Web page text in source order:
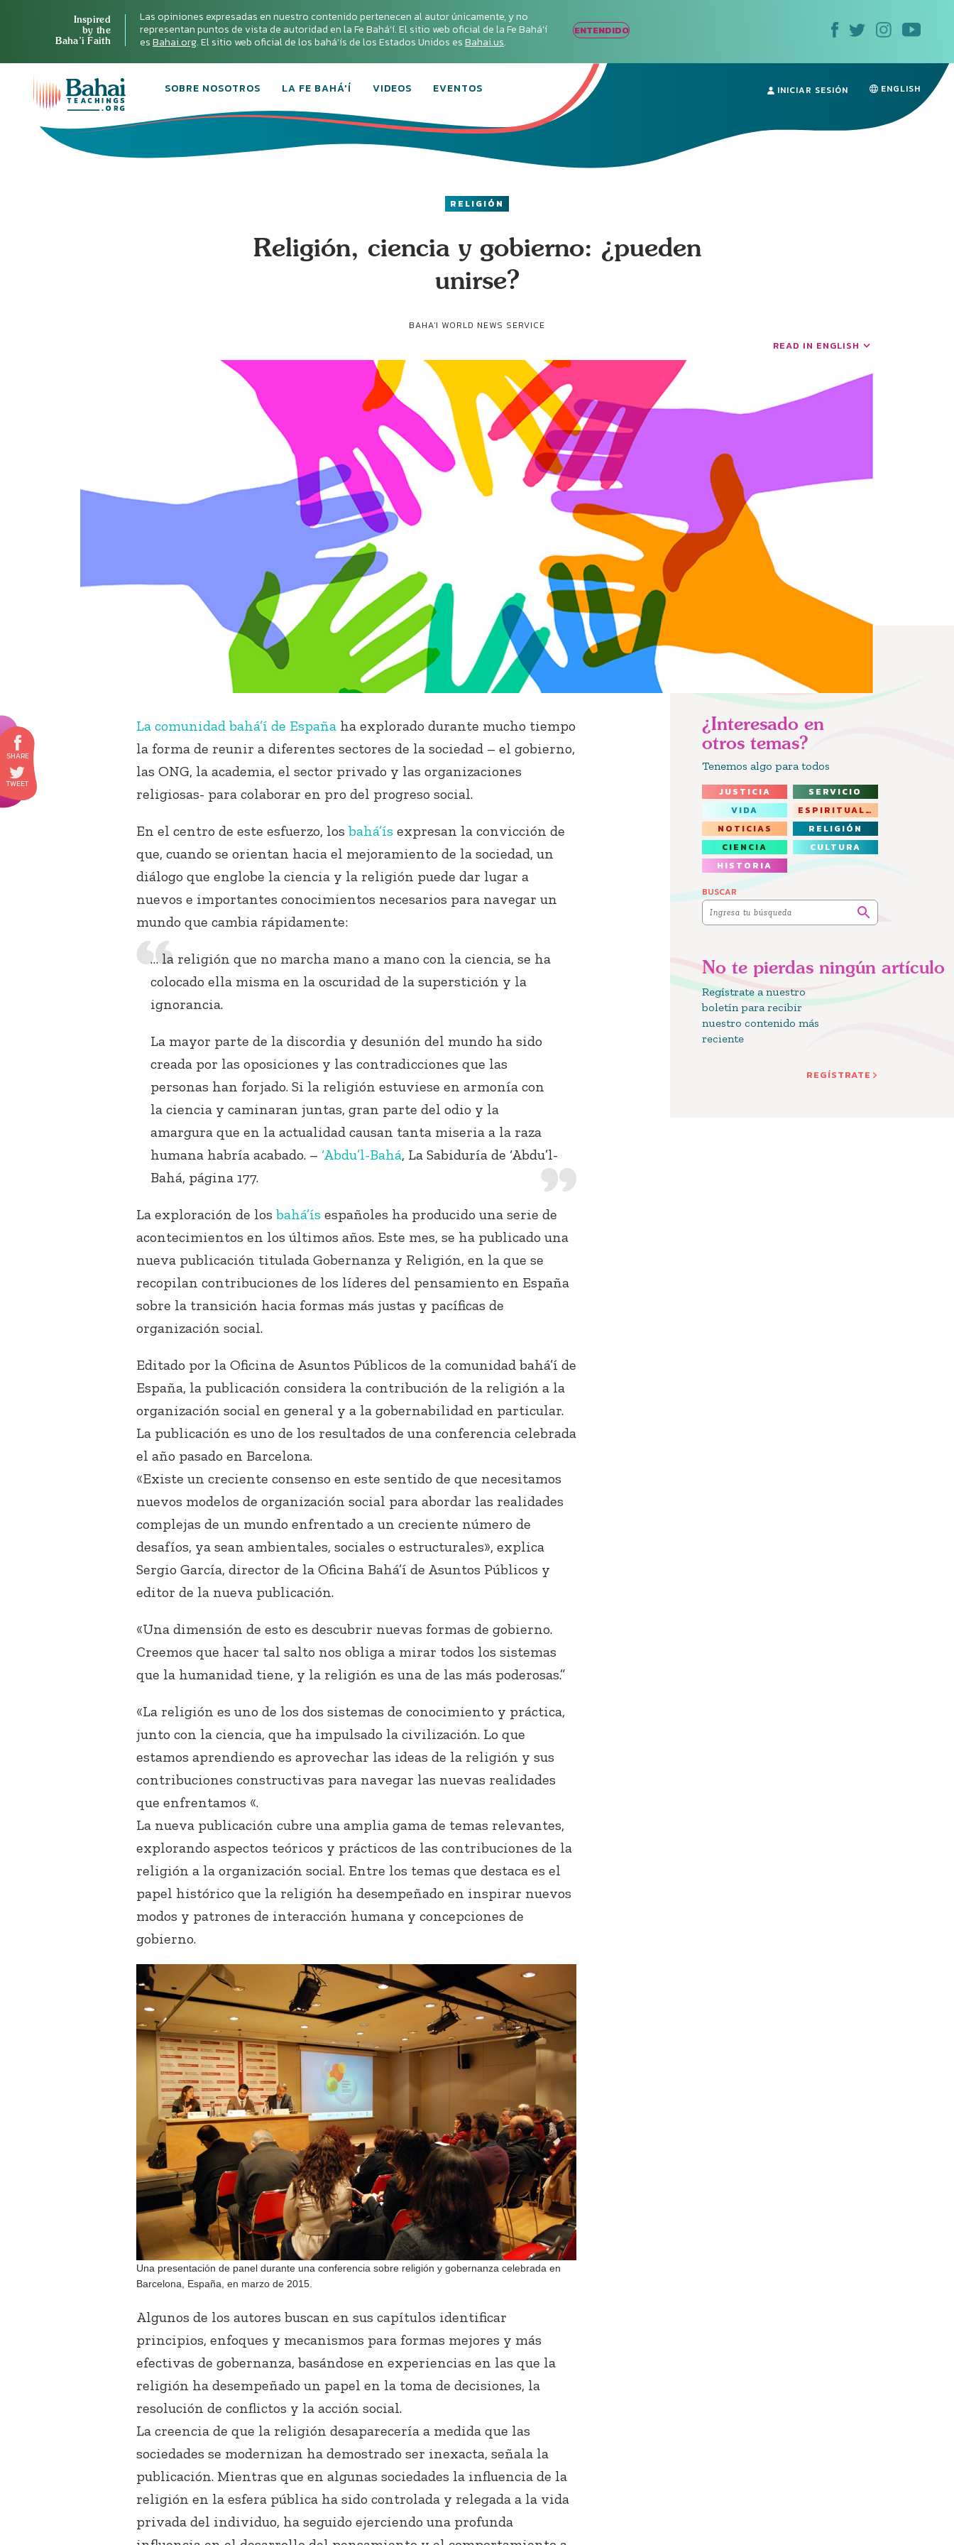
Inspired
by the
Baha’i Faith
Las opiniones expresadas en nuestro contenido pertenecen al autor únicamente, y no
representan puntos de vista de autoridad en la Fe Bahá‘í. El sitio web oficial de la Fe Bahá‘í
esBahai.org. El sitio web oficial de los bahá’ís de los Estados Unidos esBahai.us.
ENTENDIDO
SOBRE NOSOTROS LA FE BAHÁ'Í VIDEOS EVENTOS INICIAR SESIÓN ENGLISH
RELIGIÓN
Religión, ciencia y gobierno: ¿pueden
unirse?
BAHA'I WORLD NEWS SERVICE
READ IN ENGLISH
¿Interesado en
otros temas?
Tenemos algo para todos
JUSTICIA
SERVICIO
VIDA
ESPIRITUALIDAD
NOTICIAS
RELIGIÓN
CIENCIA
CULTURA
HISTORIA
BUSCAR
No te pierdas ningún artículo
Regístrate a nuestro
boletín para recibir
nuestro contenido más
reciente
REGÍSTRATE
La comunidad bahá’í de España ha explorado durante mucho tiempo
la forma de reunir a diferentes sectores de la sociedad – el gobierno,
las ONG, la academia, el sector privado y las organizaciones
religiosas- para colaborar en pro del progreso social.
En el centro de este esfuerzo, los bahá’ís expresan la convicción de
que, cuando se orientan hacia el mejoramiento de la sociedad, un
diálogo que englobe la ciencia y la religión puede dar lugar a
nuevos e importantes conocimientos necesarios para navegar un
mundo que cambia rápidamente:
… la religión que no marcha mano a mano con la ciencia, se ha
colocado ella misma en la oscuridad de la superstición y la
ignorancia.
La mayor parte de la discordia y desunión del mundo ha sido
creada por las oposiciones y las contradicciones que las
personas han forjado. Si la religión estuviese en armonía con
la ciencia y caminaran juntas, gran parte del odio y la
amargura que en la actualidad causan tanta miseria a la raza
humana habría acabado. – ‘Abdu’l-Bahá, La Sabiduría de ‘Abdu’l-
Bahá, página 177.
La exploración de los bahá’ís españoles ha producido una serie de
acontecimientos en los últimos años. Este mes, se ha publicado una
nueva publicación titulada Gobernanza y Religión, en la que se
recopilan contribuciones de los líderes del pensamiento en España
sobre la transición hacia formas más justas y pacíficas de
organización social.
Editado por la Oficina de Asuntos Públicos de la comunidad bahá’í de
España, la publicación considera la contribución de la religión a la
organización social en general y a la gobernabilidad en particular.
La publicación es uno de los resultados de una conferencia celebrada
el año pasado en Barcelona.
«Existe un creciente consenso en este sentido de que necesitamos
nuevos modelos de organización social para abordar las realidades
complejas de un mundo enfrentado a un creciente número de
desafíos, ya sean ambientales, sociales o estructurales», explica
Sergio García, director de la Oficina Bahá’í de Asuntos Públicos y
editor de la nueva publicación.
«Una dimensión de esto es descubrir nuevas formas de gobierno.
Creemos que hacer tal salto nos obliga a mirar todos los sistemas
que la humanidad tiene, y la religión es una de las más poderosas.”
«La religión es uno de los dos sistemas de conocimiento y práctica,
junto con la ciencia, que ha impulsado la civilización. Lo que
estamos aprendiendo es aprovechar las ideas de la religión y sus
contribuciones constructivas para navegar las nuevas realidades
que enfrentamos «.
La nueva publicación cubre una amplia gama de temas relevantes,
explorando aspectos teóricos y prácticos de las contribuciones de la
religión a la organización social. Entre los temas que destaca es el
papel histórico que la religión ha desempeñado en inspirar nuevos
modos y patrones de interacción humana y concepciones de
gobierno.
Una presentación de panel durante una conferencia sobre religión y gobernanza celebrada en
Barcelona, España, en marzo de 2015.
Algunos de los autores buscan en sus capítulos identificar
principios, enfoques y mecanismos para formas mejores y más
efectivas de gobernanza, basándose en experiencias en las que la
religión ha desempeñado un papel en la toma de decisiones, la
resolución de conflictos y la acción social.
La creencia de que la religión desaparecería a medida que las
sociedades se modernizan ha demostrado ser inexacta, señala la
publicación. Mientras que en algunas sociedades la influencia de la
religión en la esfera pública ha sido controlada y relegada a la vida
privada del individuo, ha seguido ejerciendo una profunda
Conecta con
los Bahá'ís de
tu área